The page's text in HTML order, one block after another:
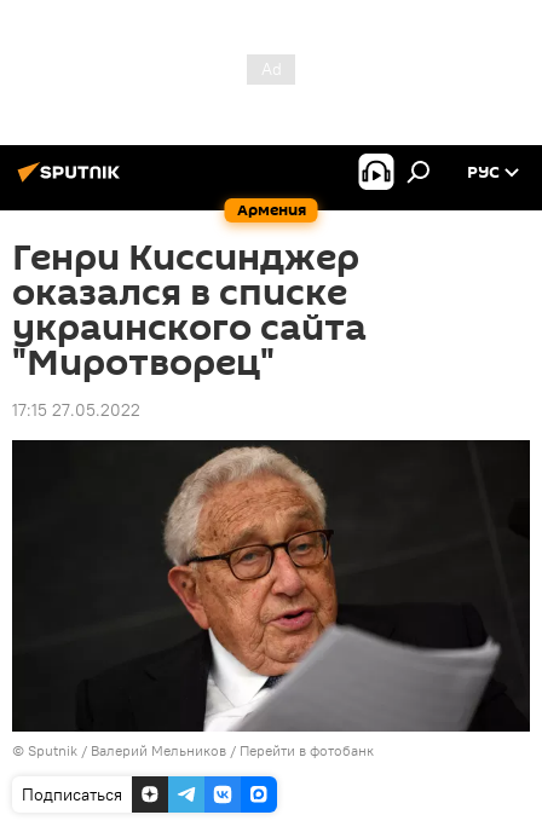
Армения
РУС
Генри Киссинджер
оказался в списке
украинского сайта
"Миротворец"
17:15 27.05.2022
© Sputnik / Валерий Мельников / Перейти в фотобанк
Подписаться